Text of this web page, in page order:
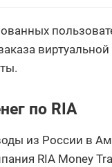
по RIA
из России в
RIA Money